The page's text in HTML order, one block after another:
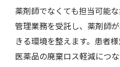
薬剤師でなくても担当可能
管理業務を受託し、薬剤師
きる環境を整えます。患者様
医薬品の廃棄ロス軽減につな